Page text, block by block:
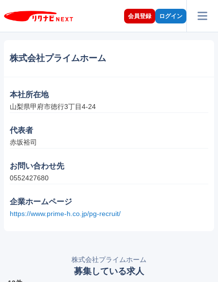
会員登録 ログイン
株式会社プライムホーム
本社所在地
山梨県甲府市徳行3丁目4-24
代表者
赤坂裕司
お問い合わせ先
0552427680
企業ホームページ
https://www.prime-h.co.jp/pg-recruit/
株式会社プライムホーム
募集している求人